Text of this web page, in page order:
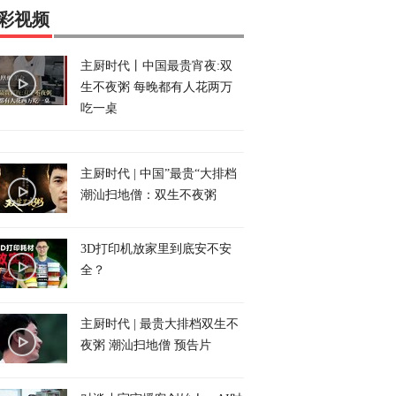
视频
主厨时代丨中国最贵宵夜:双
生不夜粥 每晚都有人花两万
吃一桌
主厨时代 | 中国”最贵“大排档
潮汕扫地僧：双生不夜粥
3D打印机放家里到底安不安
全？
主厨时代 | 最贵大排档双生不
夜粥 潮汕扫地僧 预告片